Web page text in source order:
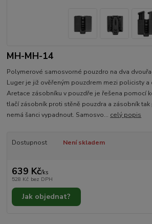
MH-MH-14
Polymerové samosvorné pouzdro na dva
Luger je již ověřeným pouzdrem mezi policisty a
Aretace zásobníku v pouzdře je řešena pomocí
tlačí zásobník proti stěně pouzdra a zásobník
nemá šanci vypadnout. Samosvo... celý popis
Dostupnost Není skladem
639 Kč/ks
528 Kč bez DPH
Jak objednat?